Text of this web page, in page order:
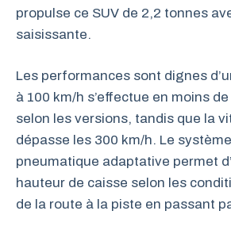
propulse ce SUV de 2,2 tonnes
saisissante.
Les performances sont dignes
à 100 km/h s’effectue en moins
selon les versions, tandis que la
dépasse les 300 km/h. Le
pneumatique adaptative permet
hauteur de caisse selon les
de la route à la piste en passant